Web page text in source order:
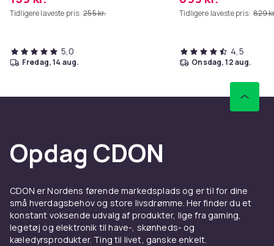
Tidligere laveste pris: 255 kr.
5,0
fredag, 14 aug.
Tidligere laveste pris: 829
4,5
onsdag, 12 aug.
Opdag CDON
CDON er Nordens førende markedsplads og er til for dine
små hverdagsbehov og store livsdrømme. Her finder du et
konstant voksende udvalg af produkter, lige fra gaming,
legetøj og elektronik til have-, skønheds- og
kæledyrsprodukter. Ting til livet, ganske enkelt.